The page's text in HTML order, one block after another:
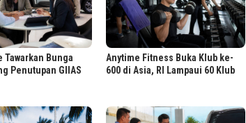
Tawarkan Bunga
Penutupan GIIAS
Anytime Fitness Buka Klub ke-
600 di Asia, RI Lampaui 60 Klub